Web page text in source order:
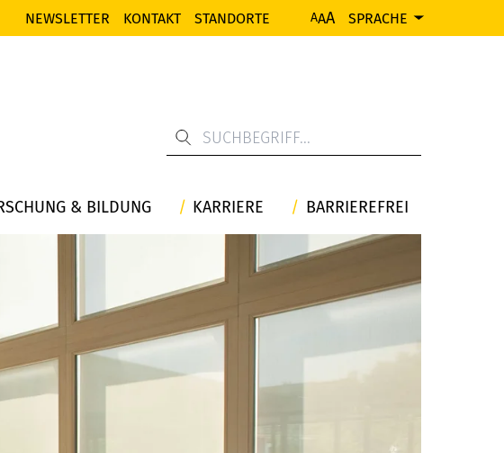
NEWSLETTER KONTAKT STANDORTE AAA SPRACHE
& BILDUNG KARRIERE BARRIEREFREI